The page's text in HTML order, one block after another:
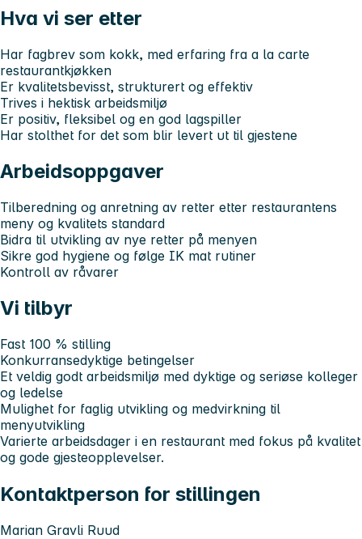
Hva vi ser etter
Har fagbrev som kokk, med erfaring fra a la carte
restaurantkjøkken
Er kvalitetsbevisst, strukturert og effektiv
Trives i hektisk arbeidsmiljø
Er positiv, fleksibel og en god lagspiller
Har stolthet for det som blir levert ut til gjestene
Arbeidsoppgaver
Tilberedning og anretning av retter etter restaurantens
meny og kvalitets standard
Bidra til utvikling av nye retter på menyen
Sikre god hygiene og følge IK mat rutiner
Kontroll av råvarer
Vi tilbyr
Fast 100 % stilling
Konkurransedyktige betingelser
Et veldig godt arbeidsmiljø med dyktige og seriøse kolleger
og ledelse
Mulighet for faglig utvikling og medvirkning til
menyutvikling
Varierte arbeidsdager i en restaurant med fokus på kvalitet
og gode gjesteopplevelser.
Kontaktperson for stillingen
Marian Gravli Ruud